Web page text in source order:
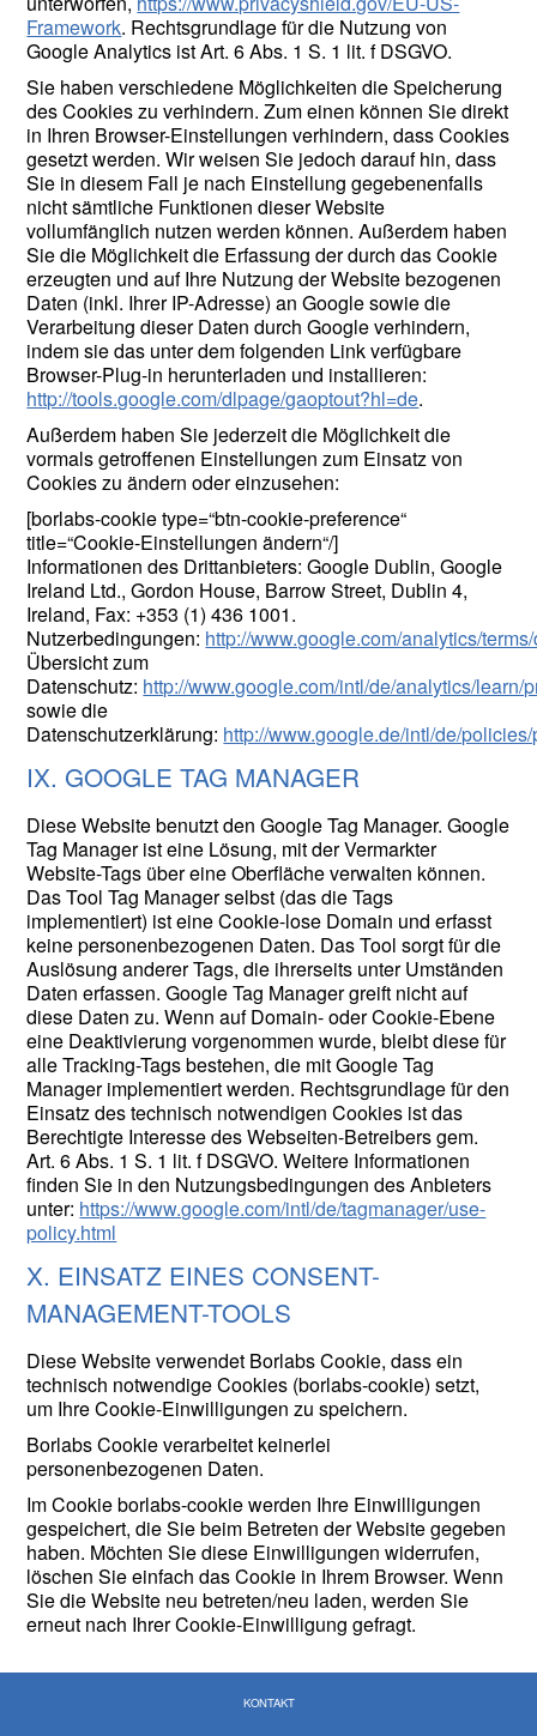
Framework. Rechtsgrundlage für die Nutzung von
Google Analytics ist Art. 6 Abs. 1 S. 1 lit. f DSGVO.
Sie haben verschiedene Möglichkeiten die Speicherung
des Cookies zu verhindern. Zum einen können Sie direkt
in Ihren Browser-Einstellungen verhindern, dass Cookies
gesetzt werden. Wir weisen Sie jedoch darauf hin, dass
Sie in diesem Fall je nach Einstellung gegebenenfalls
nicht sämtliche Funktionen dieser Website
vollumfänglich nutzen werden können. Außerdem haben
Sie die Möglichkeit die Erfassung der durch das Cookie
erzeugten und auf Ihre Nutzung der Website bezogenen
Daten (inkl. Ihrer IP-Adresse) an Google sowie die
Verarbeitung dieser Daten durch Google verhindern,
indem sie das unter dem folgenden Link verfügbare
Browser-Plug-in herunterladen und installieren:
http://tools.google.com/dlpage/gaoptout?hl=de.
Außerdem haben Sie jederzeit die Möglichkeit die
vormals getroffenen Einstellungen zum Einsatz von
Cookies zu ändern oder einzusehen:
[borlabs-cookie type=“btn-cookie-preference“
title=“Cookie-Einstellungen ändern“/]
Informationen des Drittanbieters: Google Dublin, Google
Ireland Ltd., Gordon House, Barrow Street, Dublin 4,
Ireland, Fax: +353 (1) 436 1001.
Nutzerbedingungen: http://www.google.com/analytics/
Übersicht zum
Datenschutz: http://www.google.com/intl/de/analytics/learn/
sowie die
Datenschutzerklärung: http://www.google.de/intl/de/
IX. GOOGLE TAG MANAGER
Diese Website benutzt den Google Tag Manager. Google
Tag Manager ist eine Lösung, mit der Vermarkter
Website-Tags über eine Oberfläche verwalten können.
Das Tool Tag Manager selbst (das die Tags
implementiert) ist eine Cookie-lose Domain und erfasst
keine personenbezogenen Daten. Das Tool sorgt für die
Auslösung anderer Tags, die ihrerseits unter Umständen
Daten erfassen. Google Tag Manager greift nicht auf
diese Daten zu. Wenn auf Domain- oder Cookie-Ebene
eine Deaktivierung vorgenommen wurde, bleibt diese für
alle Tracking-Tags bestehen, die mit Google Tag
Manager implementiert werden. Rechtsgrundlage für den
Einsatz des technisch notwendigen Cookies ist das
Berechtigte Interesse des Webseiten-Betreibers gem.
Art. 6 Abs. 1 S. 1 lit. f DSGVO. Weitere Informationen
finden Sie in den Nutzungsbedingungen des Anbieters
unter: https://www.google.com/intl/de/tagmanager/use-
policy.html
X. EINSATZ EINES CONSENT-
MANAGEMENT-TOOLS
Diese Website verwendet Borlabs Cookie, dass ein
technisch notwendige Cookies (borlabs-cookie) setzt,
um Ihre Cookie-Einwilligungen zu speichern.
Borlabs Cookie verarbeitet keinerlei
personenbezogenen Daten.
Im Cookie borlabs-cookie werden Ihre Einwilligungen
gespeichert, die Sie beim Betreten der Website gegeben
haben. Möchten Sie diese Einwilligungen widerrufen,
löschen Sie einfach das Cookie in Ihrem Browser. Wenn
Sie die Website neu betreten/neu laden, werden Sie
erneut nach Ihrer Cookie-Einwilligung gefragt.
KONTAKT